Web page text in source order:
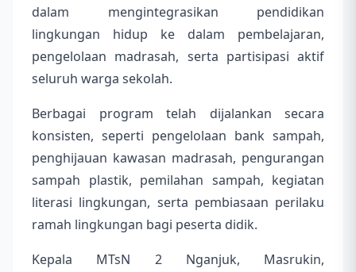
dalam mengintegrasikan pendidikan
lingkungan hidup ke dalam pembelajaran,
pengelolaan madrasah, serta partisipasi aktif
seluruh warga sekolah.
Berbagai program telah dijalankan secara
konsisten, seperti pengelolaan bank sampah,
penghijauan kawasan madrasah, pengurangan
sampah plastik, pemilahan sampah, kegiatan
literasi lingkungan, serta pembiasaan perilaku
ramah lingkungan bagi peserta didik.
Kepala MTsN 2 Nganjuk, Masrukin,